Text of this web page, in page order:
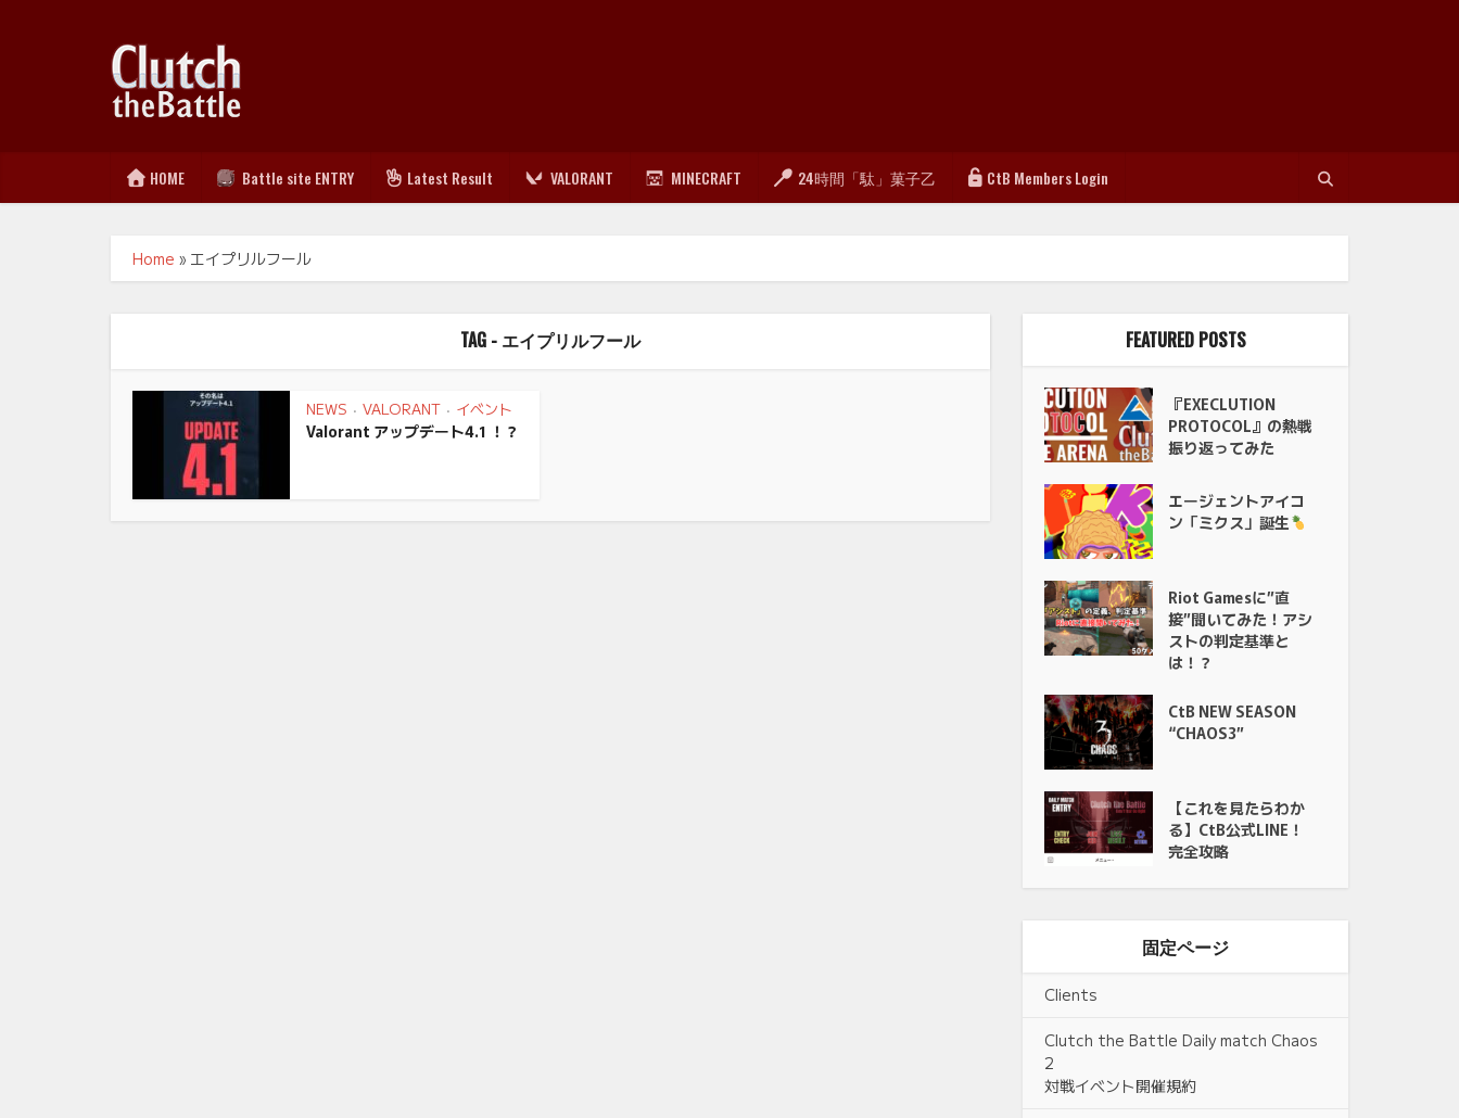
HOME Battle site ENTRY Latest Result VALORANT MINECRAFT 24時間「駄」菓子乙 CtB Members Login
Home » エイプリルフール
TAG - エイプリルフール
NEWS • VALORANT • イベント
Valorant アップデート4.1 ！？
FEATURED POSTS
『EXECLUTION
PROTOCOL』の熱戦
振り返ってみた
エージェントアイコ
ン「ミクス」誕生
Riot Gamesに”直
接”聞いてみた！アシ
ストの判定基準と
は！？
CtB NEW SEASON
“CHAOS3”
【これを見たらわか
る】CtB公式LINE！
完全攻略
固定ページ
Clients
Clutch the Battle Daily match Chaos
2
対戦イベント開催規約